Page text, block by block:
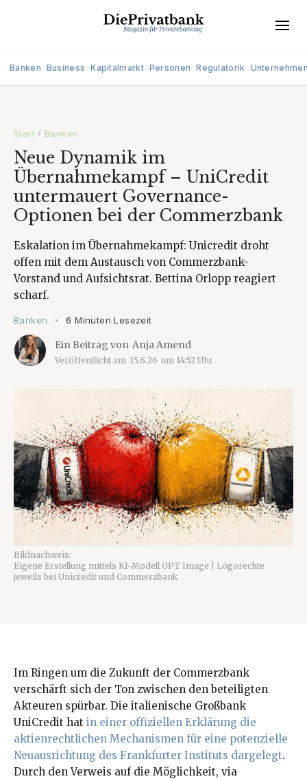
Banken Business Kapitalmarkt Personen Regulatorik
Start / Banken
Neue Dynamik im
Übernahmekampf – UniCredit
untermauert Governance-
Optionen bei der Commerzbank
Eskalation im Übernahmekampf: Unicredit droht
offen mit dem Austausch von Commerzbank-
Vorstand und Aufsichtsrat. Bettina Orlopp reagiert
scharf.
Banken • 6 Minuten Lesezeit
Ein Beitrag von Anja Amend
Veröffentlicht am 15.6.26 um 14:52 Uhr
Bildnachweis:
Eigene Erstellung mittels KI-Modell GPT Image | Logorechte
jeweils bei Unicredit und Commerzbank
Im Ringen um die Zukunft der Commerzbank
verschärft sich der Ton zwischen den beteiligten
Akteuren spürbar. Die italienische Großbank
UniCredit hat in einer offiziellen Erklärung die
aktienrechtlichen Mechanismen für eine potenzielle
Neuausrichtung des Frankfurter Instituts dargelegt.
Durch den Verweis auf die Möglichkeit, via